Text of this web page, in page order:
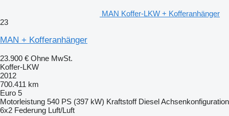
MAN Koffer-LKW + Kofferanhänger
23
MAN + Kofferanhänger
23.900 € Ohne MwSt.
Koffer-LKW
2012
700.411 km
Euro 5
Motorleistung 540 PS (397 kW) Kraftstoff DieselAchsenkonfiguration
6x2 Federung Luft/Luft